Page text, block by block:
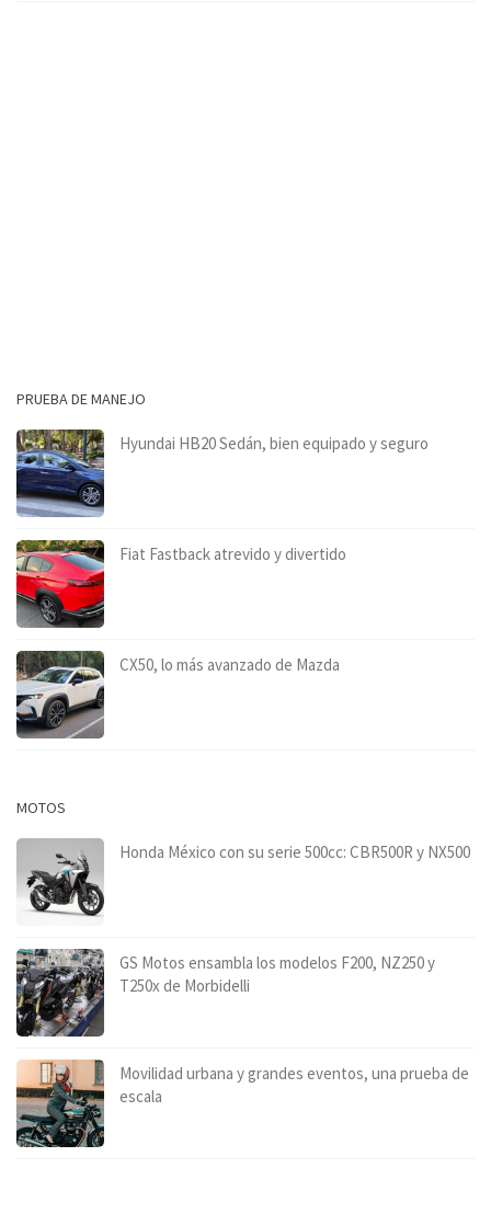
PRUEBA DE MANEJO
Hyundai HB20 Sedán, bien equipado y seguro
Fiat Fastback atrevido y divertido
CX50, lo más avanzado de Mazda
MOTOS
Honda México con su serie 500cc: CBR500R y NX500
GS Motos ensambla los modelos F200, NZ250 y
T250x de Morbidelli
Movilidad urbana y grandes eventos, una prueba de
escala